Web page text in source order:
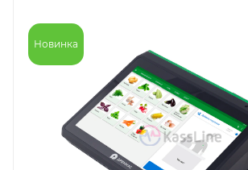
Новинка